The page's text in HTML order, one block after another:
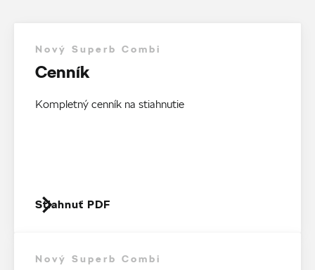
Nový Superb Combi
Cenník
Kompletný cenník na stiahnutie
Stiahnuť PDF
Nový Superb Combi